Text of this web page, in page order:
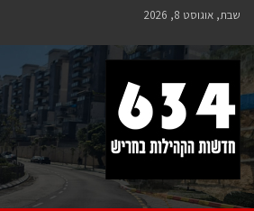
Skip
content
שבת, אוגוסט 8, 2026
חריש 634
חדשות הקהילות בחריש